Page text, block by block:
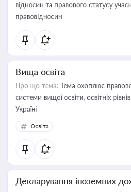
відносин та правового статусу
правовідносин
Вища освіта
Про що тема: Тема охоплює
системи вищої освіти, освітніх
Україні
Освіта
Декларування іноземних